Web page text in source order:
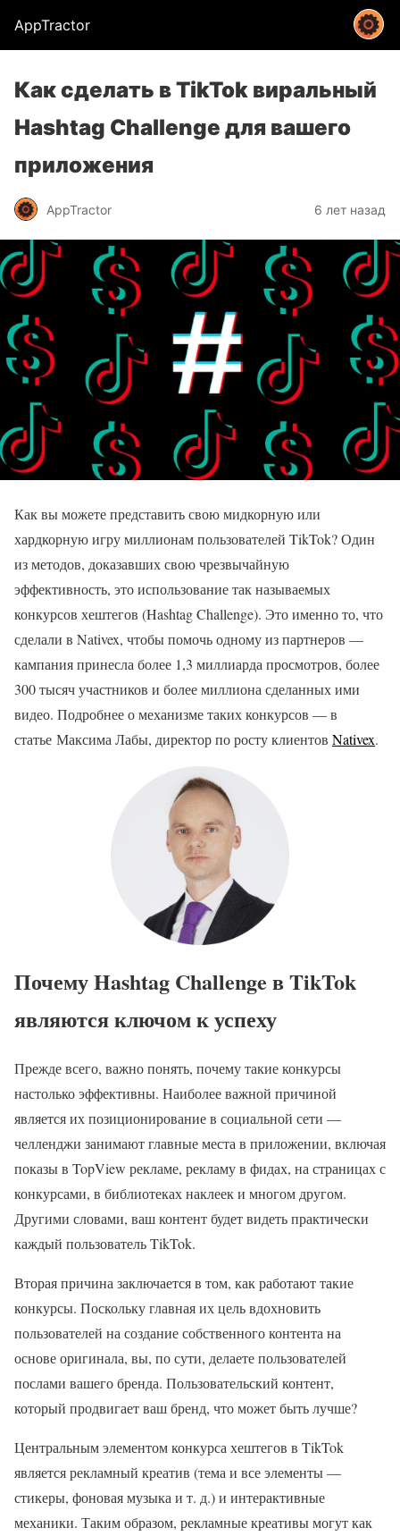
AppTractor
Как сделать в TikTok виральный
Hashtag Challenge для вашего
приложения
AppTractor 6 лет назад
Как вы можете представить свою мидкорную или
хардкорную игру миллионам пользователей TikTok? Один
из методов, доказавших свою чрезвычайную
эффективность, это использование так называемых
конкурсов хештегов (Hashtag Challenge). Это именно то, что
сделали в Nativex, чтобы помочь одному из партнеров —
кампания принесла более 1,3 миллиарда просмотров, более
300 тысяч участников и более миллиона сделанных ими
видео. Подробнее о механизме таких конкурсов — в
статье Максима Лабы, директор по росту клиентов Nativex.
Почему Hashtag Challenge в TikTok
являются ключом к успеху
Прежде всего, важно понять, почему такие конкурсы
настолько эффективны. Наиболее важной причиной
является их позиционирование в социальной сети —
челленджи занимают главные места в приложении, включая
показы в TopView рекламе, рекламу в фидах, на страницах с
конкурсами, в библиотеках наклеек и многом другом.
Другими словами, ваш контент будет видеть практически
каждый пользователь TikTok.
Вторая причина заключается в том, как работают такие
конкурсы. Поскольку главная их цель вдохновить
пользователей на создание собственного контента на
основе оригинала, вы, по сути, делаете пользователей
послами вашего бренда. Пользовательский контент,
который продвигает ваш бренд, что может быть лучше?
Центральным элементом конкурса хештегов в TikTok
является рекламный креатив (тема и все элементы —
стикеры, фоновая музыка и т. д.) и интерактивные
механики. Таким образом, рекламные креативы могут как